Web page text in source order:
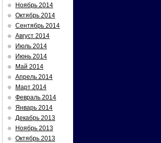
Ноябрь 2014
Октябрь 2014
Сентябрь 2014
Август 2014
Июль 2014
Июнь 2014
Май 2014
Апрель 2014
Март 2014
Февраль 2014
Январь 2014
Декабрь 2013
Ноябрь 2013
Октябрь 2013